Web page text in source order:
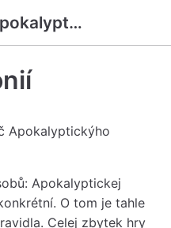
Českej překlad Apokalyptickýho světa SRD
Apokalyptickýho
Apokalyptickej
O tom je tahle
Celej zbytek hry